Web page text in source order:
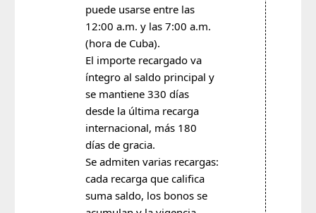
puede usarse entre las
12:00 a.m. y las 7:00 a.m.
(hora de Cuba).
El importe recargado va
íntegro al saldo principal y
se mantiene 330 días
desde la última recarga
internacional, más 180
días de gracia.
Se admiten varias recargas:
cada recarga que califica
suma saldo, los bonos se